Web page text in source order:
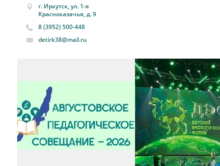
г. Иркутск, ул. 1-я
Красноказачья, д. 9
8 (3952) 500-448
detirk38@mail.ru